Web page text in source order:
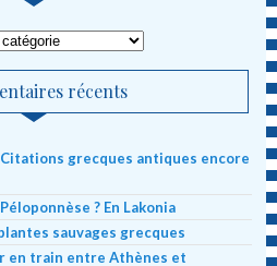
récents
Citations grecques antiques encore
? En Lakonia
sauvages grecques
en train entre Athènes et